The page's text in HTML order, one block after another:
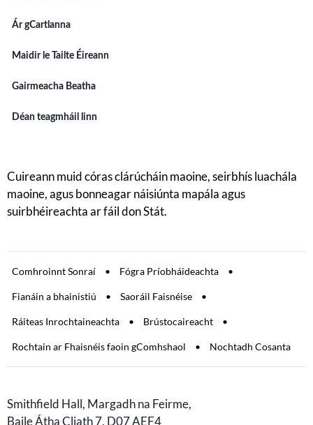
Ár gCartlanna
Maidir le Tailte Éireann
Gairmeacha Beatha
Déan teagmháil linn
Cuireann muid córas clárúcháin maoine, seirbhís luachála
maoine, agus bonneagar náisiúnta mapála agus
suirbhéireachta ar fáil don Stát.
Comhroinnt Sonraí Fógra Príobháideachta
Fianáin a bhainistiú Saoráil Faisnéise
Ráiteas Inrochtaineachta Brústocaireacht
Rochtain ar Fhaisnéis faoin gComhshaol Nochtadh Cosanta
Smithfield Hall, Margadh na Feirme,
Baile Átha Cliath 7, D07 AEF4